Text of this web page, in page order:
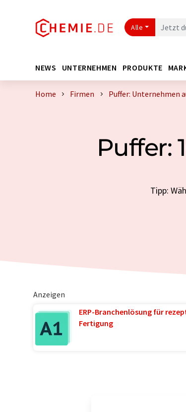
Alle
NEWS UNTERNEHMEN PRODUKTE
Home Firmen Puffer: Unternehmen
Puffer:
Tipp:
Anzeigen
ERP-Branchenlösung für
Fertigung